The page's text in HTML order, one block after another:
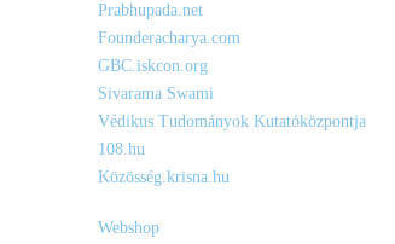
Prabhupada.net
Founderacharya.com
GBC.iskcon.org
Sivarama Swami
Védikus Tudományok Kutatóközpontja
108.hu
Közösség.krisna.hu
Webshop